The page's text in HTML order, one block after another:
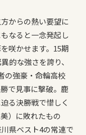
からの熱い要望に
なると一念発起し
咲かせます。15期
的な強さを誇り、
の強豪・命輪高校
で見事に撃破。鹿
る決勝戦で惜しく
）に敗れたもの
県ベスト4の常連で